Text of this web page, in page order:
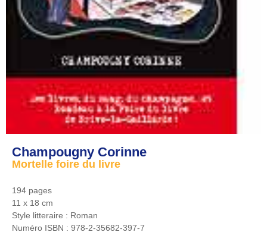
Champougny Corinne
Mortelle foire du livre
194 pages
11 x 18 cm
Style litteraire : Roman
Numéro ISBN : 978-2-35682-397-7